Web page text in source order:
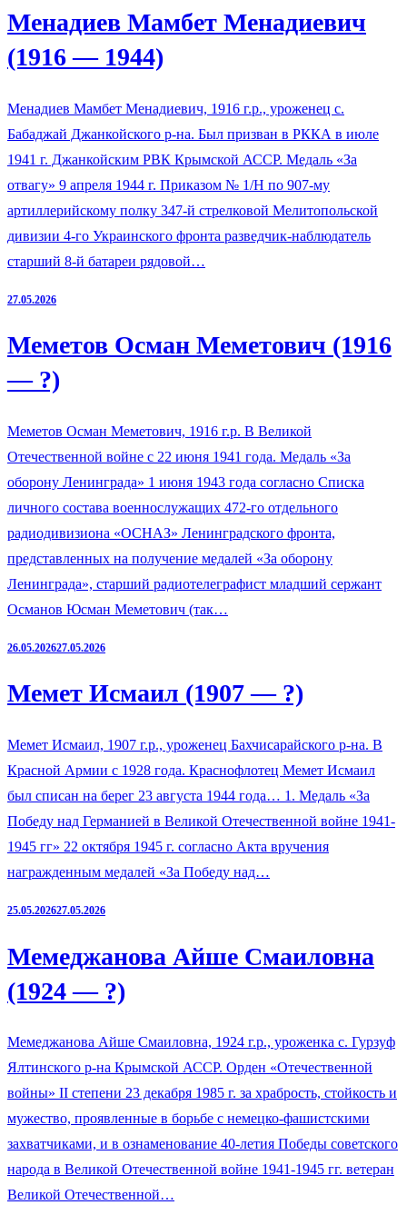
Менадиев Мамбет Менадиевич
(1916 — 1944)
Менадиев Мамбет Менадиевич, 1916 г.р., уроженец с.
Бабаджай Джанкойского р-на. Был призван в РККА в июле
1941 г. Джанкойским РВК Крымской АССР. Медаль «За
отвагу» 9 апреля 1944 г. Приказом № 1/Н по 907-му
артиллерийскому полку 347-й стрелковой Мелитопольской
дивизии 4-го Украинского фронта разведчик-наблюдатель
старший 8-й батареи рядовой…
27.05.2026
Меметов Осман Меметович (1916
— ?)
Меметов Осман Меметович, 1916 г.р. В Великой
Отечественной войне с 22 июня 1941 года. Медаль «За
оборону Ленинграда» 1 июня 1943 года согласно Списка
личного состава военнослужащих 472-го отдельного
радиодивизиона «ОСНАЗ» Ленинградского фронта,
представленных на получение медалей «За оборону
Ленинграда», старший радиотелеграфист младший сержант
Османов Юсман Меметович (так…
26.05.202627.05.2026
Мемет Исмаил (1907 — ?)
Мемет Исмаил, 1907 г.р., уроженец Бахчисарайского р-на. В
Красной Армии с 1928 года. Краснофлотец Мемет Исмаил
был списан на берег 23 августа 1944 года… 1. Медаль «За
Победу над Германией в Великой Отечественной войне 1941-
1945 гг» 22 октября 1945 г. согласно Акта вручения
награжденным медалей «За Победу над…
25.05.202627.05.2026
Мемеджанова Айше Смаиловна
(1924 — ?)
Мемеджанова Айше Смаиловна, 1924 г.р., уроженка с. Гурзуф
Ялтинского р-на Крымской АССР. Орден «Отечественной
войны» II степени 23 декабря 1985 г. за храбрость, стойкость и
мужество, проявленные в борьбе с немецко-фашистскими
захватчиками, и в ознаменование 40-летия Победы советского
народа в Великой Отечественной войне 1941-1945 гг. ветеран
Великой Отечественной…